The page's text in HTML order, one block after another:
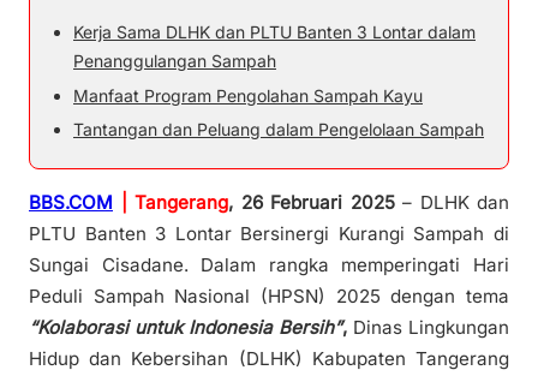
Kerja Sama DLHK dan PLTU Banten 3 Lontar dalam
Penanggulangan Sampah
Manfaat Program Pengolahan Sampah Kayu
Tantangan dan Peluang dalam Pengelolaan Sampah
BBS.COM | Tangerang, 26 Februari 2025– DLHK dan
PLTU Banten 3 Lontar Bersinergi Kurangi Sampah di
Sungai Cisadane. Dalam rangka memperingati Hari
Peduli Sampah Nasional (HPSN) 2025 dengan tema
“Kolaborasi untuk Indonesia Bersih”, Dinas Lingkungan
Hidup dan Kebersihan (DLHK) Kabupaten Tangerang